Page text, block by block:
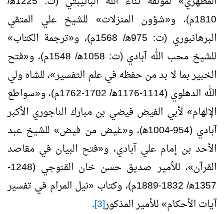
1810م)، و«شؤون المنزلات» للشيخ علي المتقي
البرهانبوري (ت: 975ﻫ/ 1568م)، و«ترجمة الكتاب»
للشيخ محب الله آبادي (ت: 1058ﻫ/ 1548م)، و«فتح
الخبير بما لا بد من حفظه في علم التفسير»، للشاه ولي
الله الدهلوي (1114-1176ﻫ/ 1702-1762م)، و«سواطع
الإلهام» لأبي الفيض فيضي بن مبارك الناجوري الأكبر
آبادي (954-1004ﻫ)، و«غيض من فيض» للشيخ عبد
الأحد بن إمام علي آبادي، و«فتح البيان في مقاصد
القرآن»، للأمير صديق حسن خان القنوجي (1248-
1357ﻫ/ 1832-1889م)، وكتاب «نيل المرام في تفسير
آيات الأحكام» للأمير المذكور[3]
.